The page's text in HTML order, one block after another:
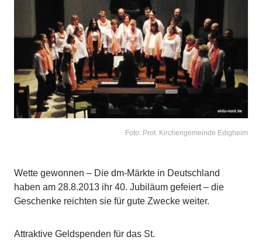
Foto: Prot. Kirchengemeinde Edigheim
Wette gewonnen – Die dm-Märkte in Deutschland
haben am 28.8.2013 ihr 40. Jubiläum gefeiert – die
Geschenke reichten sie für gute Zwecke weiter.
Attraktive Geldspenden für das St.